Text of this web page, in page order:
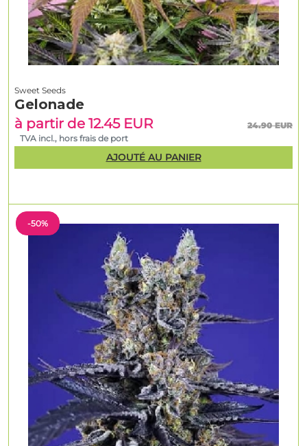
-50%
Sweet Seeds
Gelonade
à partir de 12.45 EUR
24.90 EUR
TVA incl., hors frais de port
AJOUTÉ AU PANIER